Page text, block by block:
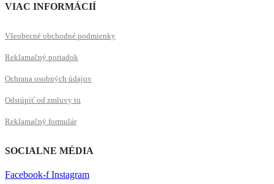
VIAC INFORMÁCIÍ
Všeobecné obchodné podmienky
Reklamačný poriadok
Ochrana osobných údajov
Odstúpiť od zmluvy tu
Reklamačný formulár
SOCIALNE MÉDIA
Facebook-f Instagram